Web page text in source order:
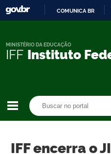
COMUNICA BR
IFF Instituto
MINISTÉRIO DA EDUCAÇÃO
IFF encerra o